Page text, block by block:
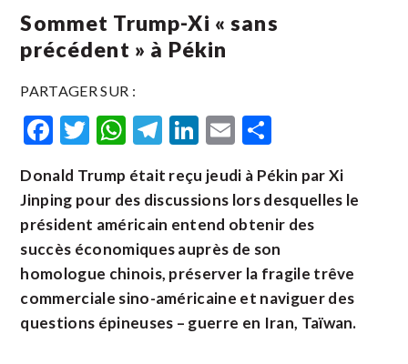
Sommet Trump-Xi « sans
précédent » à Pékin
PARTAGER SUR :
Facebook
Twitter
WhatsApp
Telegram
LinkedIn
Email
Donald Trump était reçu jeudi à Pékin par Xi
Jinping pour des discussions lors desquelles le
président américain entend obtenir des
succès économiques auprès de son
homologue chinois, préserver la fragile trêve
commerciale sino-américaine et naviguer des
questions épineuses – guerre en Iran, Taïwan.